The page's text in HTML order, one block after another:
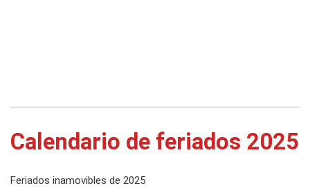
Calendario de feriados 2025
Feriados inamovibles de 2025